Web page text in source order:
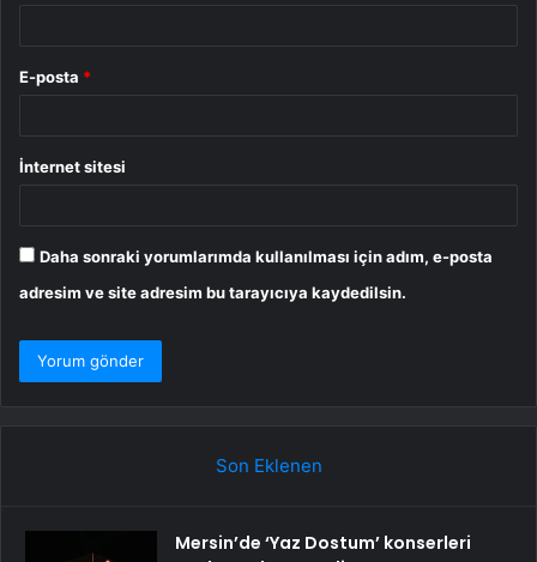
E-posta *
İnternet sitesi
Daha sonraki yorumlarımda kullanılması için adım, e-posta
adresim ve site adresim bu tarayıcıya kaydedilsin.
Son Eklenen
Mersin’de ‘Yaz Dostum’ konserleri